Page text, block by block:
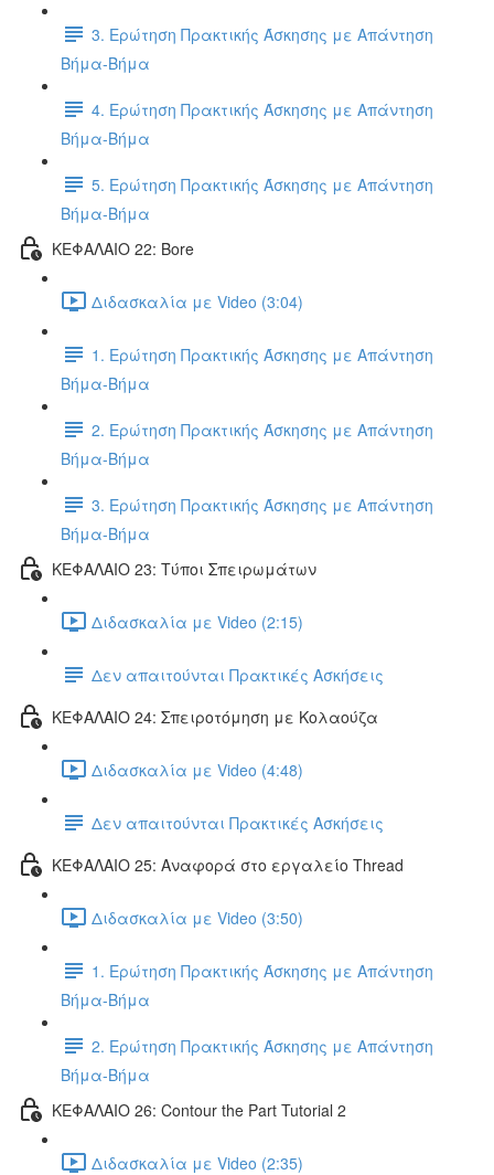
3. Ερώτηση Πρακτικής Άσκησης με Απάντηση
Βήμα-Βήμα
4. Ερώτηση Πρακτικής Άσκησης με Απάντηση
Βήμα-Βήμα
5. Ερώτηση Πρακτικής Άσκησης με Απάντηση
Βήμα-Βήμα
ΚΕΦΑΛΑΙΟ 22: Bore
Διδασκαλία με Video (3:04)
1. Ερώτηση Πρακτικής Άσκησης με Απάντηση
Βήμα-Βήμα
2. Ερώτηση Πρακτικής Άσκησης με Απάντηση
Βήμα-Βήμα
3. Ερώτηση Πρακτικής Άσκησης με Απάντηση
Βήμα-Βήμα
ΚΕΦΑΛΑΙΟ 23: Τύποι Σπειρωμάτων
Διδασκαλία με Video (2:15)
Δεν απαιτούνται Πρακτικές Ασκήσεις
ΚΕΦΑΛΑΙΟ 24: Σπειροτόμηση με Κολαούζα
Διδασκαλία με Video (4:48)
Δεν απαιτούνται Πρακτικές Ασκήσεις
ΚΕΦΑΛΑΙΟ 25: Αναφορά στο εργαλείο Thread
Διδασκαλία με Video (3:50)
1. Ερώτηση Πρακτικής Άσκησης με Απάντηση
Βήμα-Βήμα
2. Ερώτηση Πρακτικής Άσκησης με Απάντηση
Βήμα-Βήμα
ΚΕΦΑΛΑΙΟ 26: Contour the Part Tutorial 2
Διδασκαλία με Video (2:35)